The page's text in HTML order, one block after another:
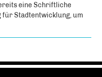
eine Schriftliche
für Stadtentwicklung, um